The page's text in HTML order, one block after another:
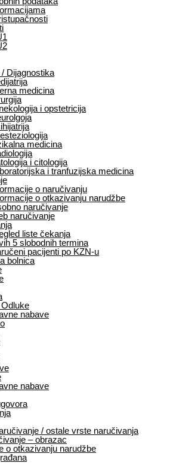
Dijagnostika
medicina
i opstetricija
medicina
i citologija
i tranfuzijska medicina
o naručivanju
o otkazivanju narudžbe
naručivanje
naručivanje
liste čekanja
5 slobodnih termina
pacijenti po KZN-u
bolnica
nabave
nabave
/ ostale vrste naručivanja
– obrazac
o otkazivanju narudžbe